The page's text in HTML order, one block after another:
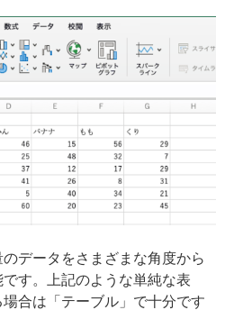
データをさまざまな角度から
す。上記のような単純な表
合は「テーブル」で十分です